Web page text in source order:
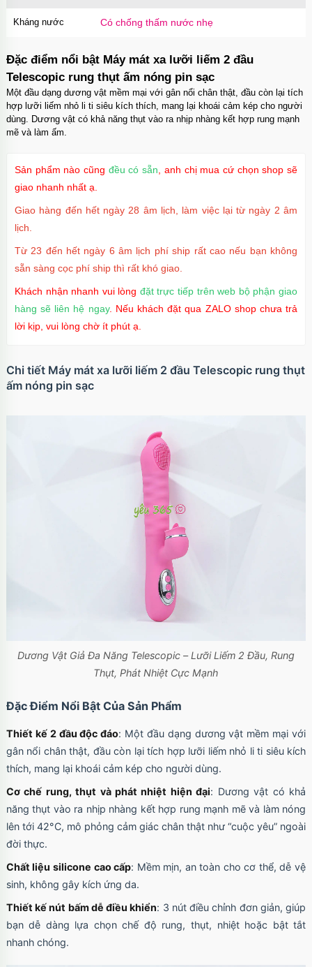
Kháng nước Có chống thấm nước nhẹ
Đặc điểm nổi bật Máy mát xa lưỡi liếm 2 đầu
Telescopic rung thụt ấm nóng pin sạc
Một đầu dạng dương vật mềm mại với gân nổi chân thật, đầu còn lại tích
hợp lưỡi liếm nhỏ li ti siêu kích thích, mang lại khoái cảm kép cho người
dùng. Dương vật có khả năng thụt vào ra nhịp nhàng kết hợp rung mạnh
mẽ và làm ấm.
Sản phẩm nào cũng đều có sẵn , anh chị mua cứ chọn shop sẽ
giao nhanh nhất ạ.
Giao hàng đến hết ngày 28 âm lịch, làm việc lại từ ngày 2 âm
lịch.
Từ 23 đến hết ngày 6 âm lịch phí ship rất cao nếu bạn không
sẵn sàng cọc phí ship thì rất khó giao.
Khách nhận nhanh vui lòng đặt trực tiếp trên web bộ phận giao
hàng sẽ liên hệ ngay. Nếu khách đặt qua ZALO shop chưa trả
lời kịp, vui lòng chờ ít phút ạ.
Chi tiết Máy mát xa lưỡi liếm 2 đầu Telescopic rung thụt
ấm nóng pin sạc
Dương Vật Giả Đa Năng Telescopic – Lưỡi Liếm 2 Đầu, Rung
Thụt, Phát Nhiệt Cực Mạnh
Đặc Điểm Nổi Bật Của Sản Phẩm
Thiết kế 2 đầu độc đáo: Một đầu dạng dương vật mềm mại với
gân nổi chân thật, đầu còn lại tích hợp lưỡi liếm nhỏ li ti siêu kích
thích, mang lại khoái cảm kép cho người dùng.
Cơ chế rung, thụt và phát nhiệt hiện đại: Dương vật có khả
năng thụt vào ra nhịp nhàng kết hợp rung mạnh mẽ và làm nóng
lên tới 42°C, mô phỏng cảm giác chân thật như “cuộc yêu” ngoài
đời thực.
Chất liệu silicone cao cấp: Mềm mịn, an toàn cho cơ thể, dễ vệ
sinh, không gây kích ứng da.
Thiết kế nút bấm dễ điều khiển: 3 nút điều chỉnh đơn giản, giúp
bạn dễ dàng lựa chọn chế độ rung, thụt, nhiệt hoặc bật tắt
nhanh chóng.